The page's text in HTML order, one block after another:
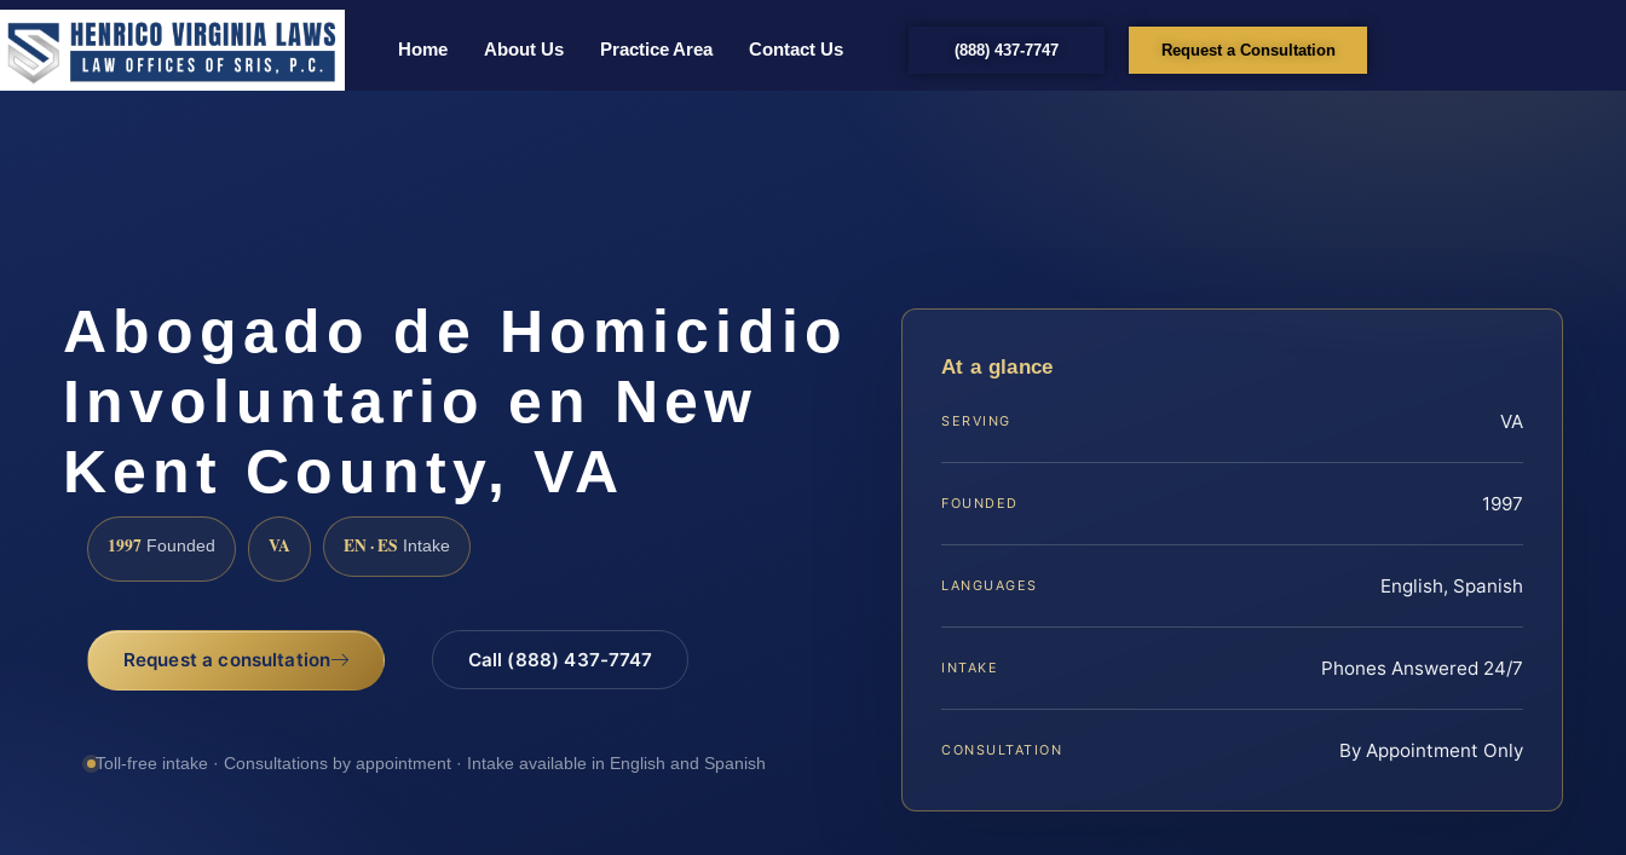
Home About Us Practice Area Contact Us (888) 437-7747 Request a Consultation
Abogado de Homicidio
Involuntario en New
Kent County, VA
1997 Founded VA EN · ES Intake
Request a consultation Call (888) 437-7747
Toll-free intake · Consultations by appointment · Intake available in English and Spanish
At a glance
SERVING VA
FOUNDED 1997
LANGUAGES English, Spanish
INTAKE Phones Answered 24/7
CONSULTATION By Appointment Only